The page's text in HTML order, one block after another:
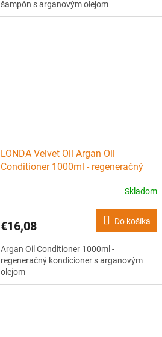
šampón s arganovým olejom
LONDA Velvet Oil Argan Oil
Conditioner 1000ml - regeneračný
Skladom
€16,08 Do košíka
Argan Oil Conditioner 1000ml -
regeneračný kondicioner s arganovým
olejom